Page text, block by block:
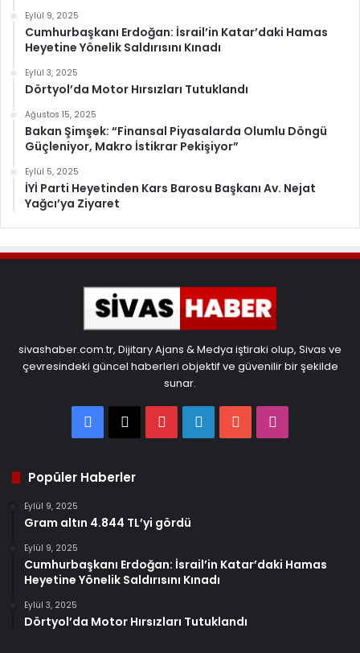
Eylül 9, 2025
Cumhurbaşkanı Erdoğan: İsrail’in Katar’daki Hamas
Heyetine Yönelik Saldırısını Kınadı
Eylül 3, 2025
Dörtyol’da Motor Hırsızları Tutuklandı
Ağustos 15, 2025
Bakan Şimşek: “Finansal Piyasalarda Olumlu Döngü
Güçleniyor, Makro İstikrar Pekişiyor”
Eylül 5, 2025
İYİ Parti Heyetinden Kars Barosu Başkanı Av. Nejat
Yağcı’ya Ziyaret
sivashaber.com.tr, Dijitary Ajans & Medya iştiraki olup, Sivas ve
çevresindeki güncel haberleri objektif ve güvenilir bir şekilde
sunar.
Facebook
X PinterestLinkedInYouTube
Popüler Haberler
Eylül 9, 2025
Gram altın 4.844 TL’yi gördü
Eylül 9, 2025
Cumhurbaşkanı Erdoğan: İsrail’in Katar’daki Hamas
Heyetine Yönelik Saldırısını Kınadı
Eylül 3, 2025
Dörtyol’da Motor Hırsızları Tutuklandı